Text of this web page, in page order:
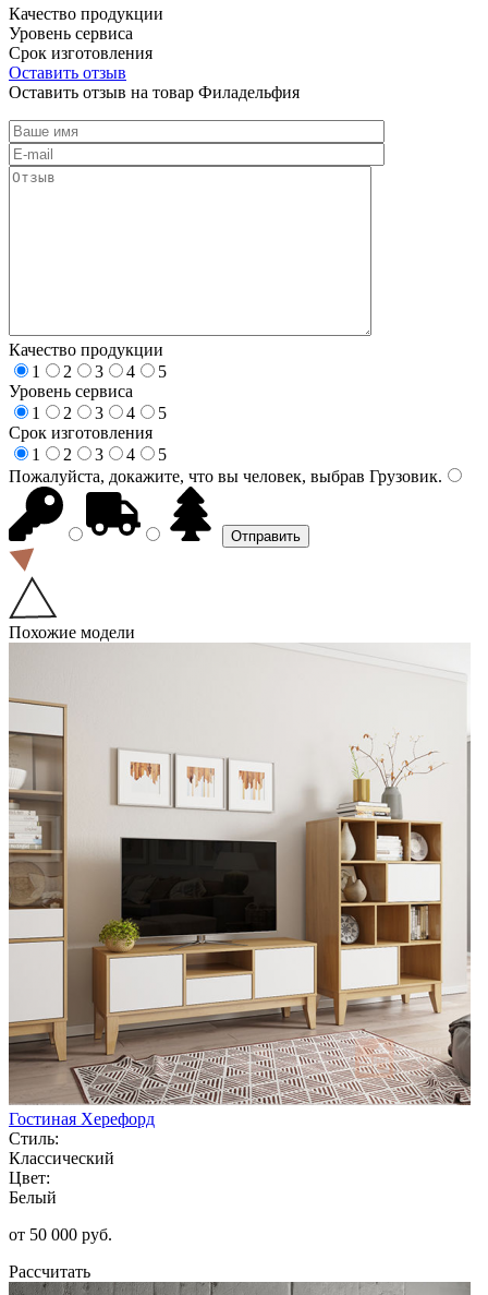
Качество продукции
Уровень сервиса
Срок изготовления
Оставить отзыв
Оставить отзыв на товар Филадельфия
Качество продукции
1
2 3 4
5
Уровень сервиса
1
2 3 4
5
Срок изготовления
1
2 3 4
5
Пожалуйста, докажите, что вы человек, выбрав Грузовик.
Похожие модели
Гостиная Херефорд
Стиль:
Классический
Цвет:
Белый
от 50 000 руб.
Рассчитать